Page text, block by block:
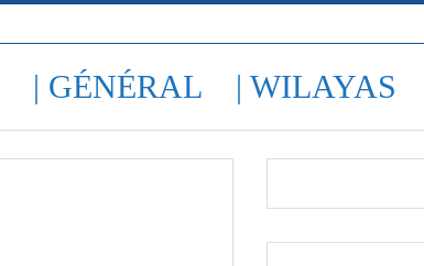
| GÉNÉRAL | WILAYAS